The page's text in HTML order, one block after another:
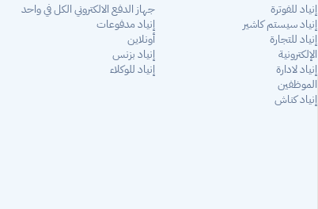
إنياد للفوترة
إنياد سيستم كاشير
الإلكترونية
الموظفين
إنياد كناش
جهاز الدفع الالكتروني الكل في واحد
أونلاين
إنياد بزنس
إنياد للوكلاء